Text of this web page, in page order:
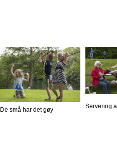
De små har det gøy Servering